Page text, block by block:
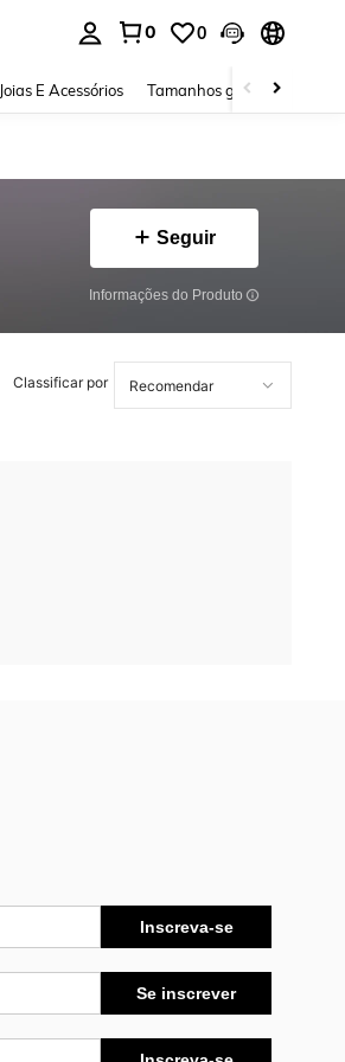
0 0
Joias E Acessórios Tamanhos grandes
Seguir
Informações do Produto
Classificar por
Inscreva-se
Se inscrever